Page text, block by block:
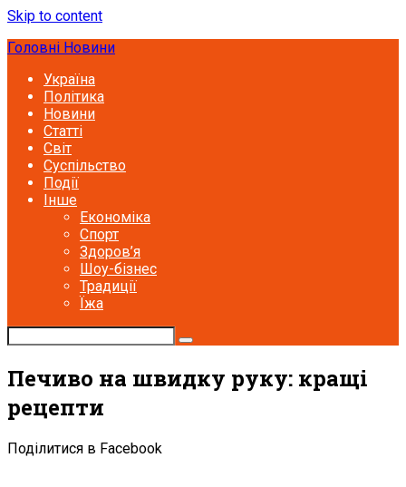
Skip to content
Головні Новини
Україна
Політика
Новини
Статті
Світ
Суспільство
Події
Інше
Економіка
Спорт
Здоров’я
Шоу-бізнес
Традиції
Їжа
Печиво на швидку руку: кращі
рецепти
Поділитися в Facebook